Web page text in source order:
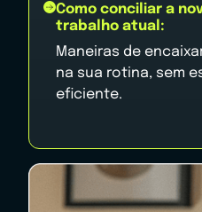
Como conciliar a
trabalho atual:
Maneiras de
na sua rotina, sem
eficiente.